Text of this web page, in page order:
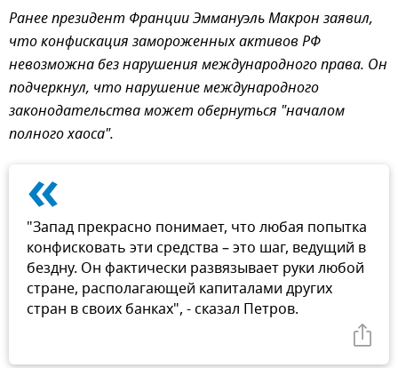
Ранее президент Франции Эммануэль Макрон заявил,
что конфискация замороженных активов РФ
невозможна без нарушения международного права. Он
подчеркнул, что нарушение международного
законодательства может обернуться "началом
полного хаоса".
«
"Запад прекрасно понимает, что любая попытка
конфисковать эти средства – это шаг, ведущий в
бездну. Он фактически развязывает руки любой
стране, располагающей капиталами других
стран в своих банках", - сказал Петров.